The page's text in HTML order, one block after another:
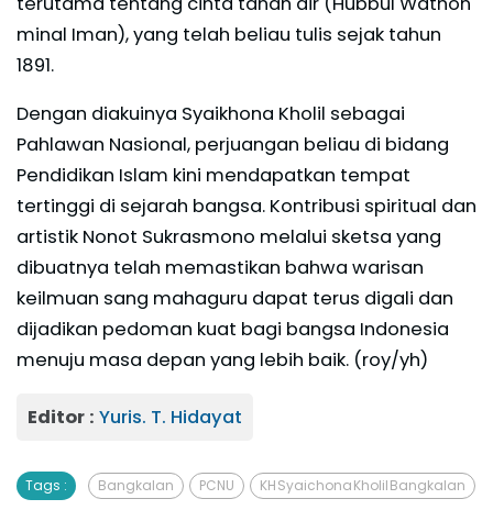
minal Iman), yang telah beliau tulis sejak tahun
1891.
Dengan diakuinya Syaikhona Kholil sebagai
Pahlawan Nasional, perjuangan beliau di bidang
Pendidikan Islam kini mendapatkan tempat
tertinggi di sejarah bangsa. Kontribusi spiritual dan
artistik Nonot Sukrasmono melalui sketsa yang
dibuatnya telah memastikan bahwa warisan
keilmuan sang mahaguru dapat terus digali dan
dijadikan pedoman kuat bagi bangsa Indonesia
menuju masa depan yang lebih baik. (roy/yh)
Editor : Yuris. T. Hidayat
Tags : Bangkalan PCNU KH Syaichona Kholil Bangkalan